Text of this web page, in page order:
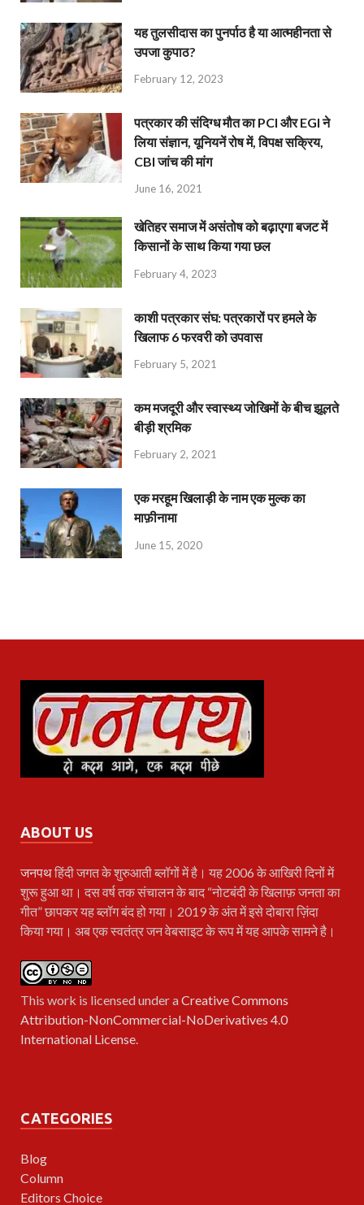
यह तुलसीदास का पुनर्पाठ है या आत्महीनता से
उपजा कुपाठ?
February 12, 2023
पत्रकार की संदिग्ध मौत का PCI और EGI ने
लिया संज्ञान, यूनियनें रोष में, विपक्ष सक्रिय,
CBI जांच की मांग
June 16, 2021
खेतिहर समाज में असंतोष को बढ़ाएगा बजट में
किसानों के साथ किया गया छल
February 4, 2023
काशी पत्रकार संघ: पत्रकारों पर हमले के
खिलाफ 6 फरवरी को उपवास
February 5, 2021
कम मजदूरी और स्वास्थ्य जोखिमों के बीच झूलते
बीड़ी श्रमिक
February 2, 2021
एक मरहूम खिलाड़ी के नाम एक मुल्क का
माफ़ीनामा
June 15, 2020
ABOUT US
जनपथहिंदी जगत के शुरुआती ब्लॉगों में है। यह 2006 के आखिरी दिनों में
शुरू हुआ था। दस वर्ष तक संचालन के बाद “नोटबंदी के खिलाफ़ जनता का
गीत” छापकर यह ब्लॉग बंद हो गया। 2019 के अंत में इसे दोबारा ज़िंदा
किया गया। अब एक स्वतंत्र जन वेबसाइट के रूप में यह आपके सामने है।
This work is licensed under aCreative Commons
Attribution-NonCommercial-NoDerivatives 4.0
International License.
CATEGORIES
Blog
Column
Editors Choice